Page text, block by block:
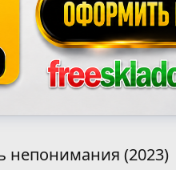
непонимания (2023)